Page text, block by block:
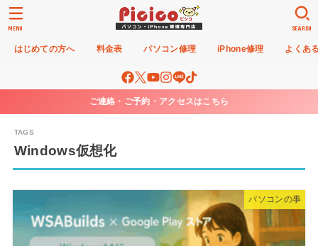
はじめての方へ 料金表 パソコン修理 iPhone修理 よくあ
SEARCH
MENU
ご連絡・ご予約・アクセスはこちら
Windows仮想化
パソコンの事